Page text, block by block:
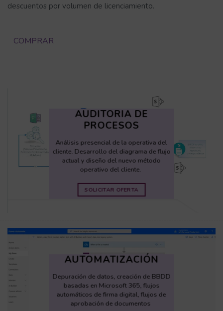
descuentos por volumen de licenciamiento.
COMPRAR
AUDITORIA DE
PROCESOS
Análisis presencial de la operativa del
cliente. Desarrollo del diagrama de flujo
actual y diseño del nuevo método
operativo del cliente.
SOLICITAR OFERTA
AUTOMATIZACIÓN
Depuración de datos, creación de BBDD
basadas en Microsoft 365, flujos
automáticos de firma digital, flujos de
aprobación de documentos